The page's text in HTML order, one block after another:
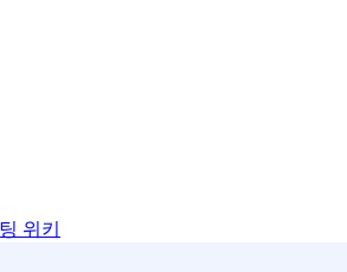
위키